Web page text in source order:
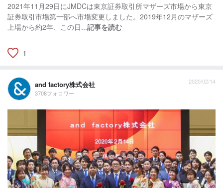
2021年11月29日にJMDCは東京証券取引所マザーズ市場から東京
証券取引市場第一部へ市場変更しました。2019年12月のマザーズ
上場から約2年、この日...記事を読む
1
and factory株式会社
3708フォロワー
2020/02/14